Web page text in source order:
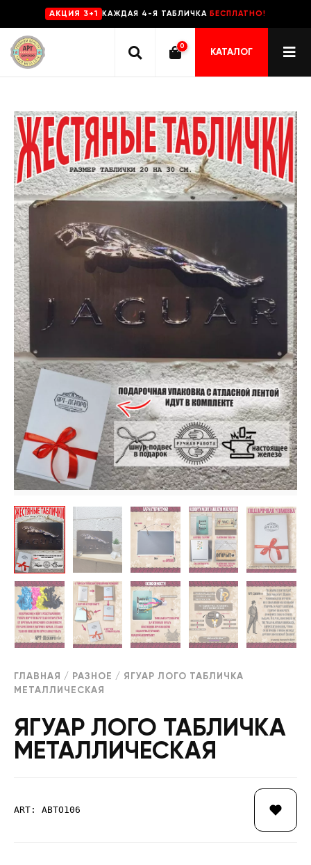
AKЦИЯ 3+1 КАЖДАЯ 4-Я ТАБЛИЧКА БЕСПЛАТНО!
0
КАТАЛОГ
ГЛАВНАЯ / РАЗНОЕ / ЯГУАР ЛОГО ТАБЛИЧКА
МЕТАЛЛИЧЕСКАЯ
ЯГУАР ЛОГО ТАБЛИЧКА
МЕТАЛЛИЧЕСКАЯ
ART: АВТО106